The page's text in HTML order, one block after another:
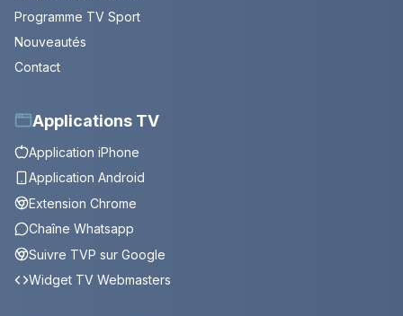
Programme TV Sport
Nouveautés
Contact
Applications TV
Application iPhone
Application Android
Extension Chrome
Chaîne Whatsapp
Suivre TVP sur Google
Widget TV Webmasters